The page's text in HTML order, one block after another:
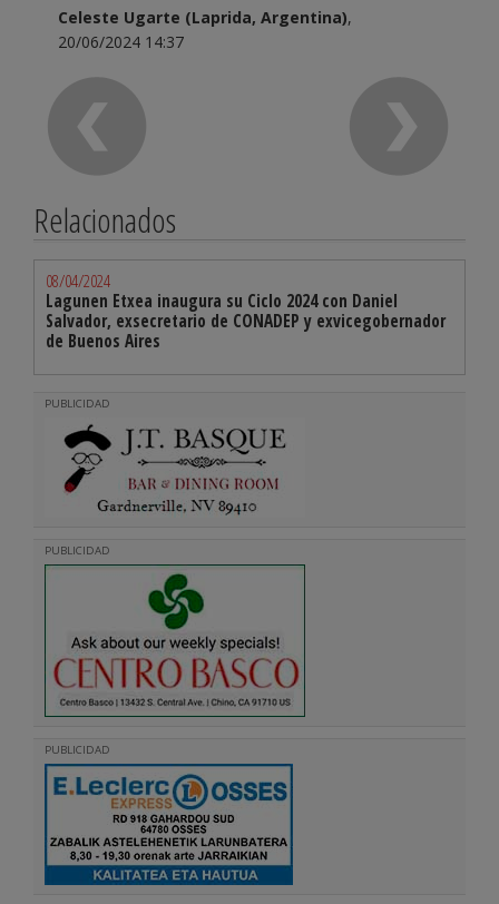
Celeste Ugarte (Laprida, Argentina),
20/06/2024 14:37
Relacionados
08/04/2024
Lagunen Etxea inaugura su Ciclo 2024 con Daniel
Salvador, exsecretario de CONADEP y exvicegobernador
de Buenos Aires
PUBLICIDAD
PUBLICIDAD
PUBLICIDAD